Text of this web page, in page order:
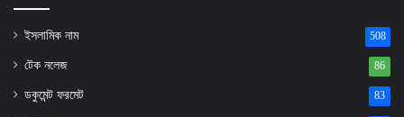
ইসলামিক নাম 508
টেক নলেজ 86
ডকুমেন্ট ফরমেট 83